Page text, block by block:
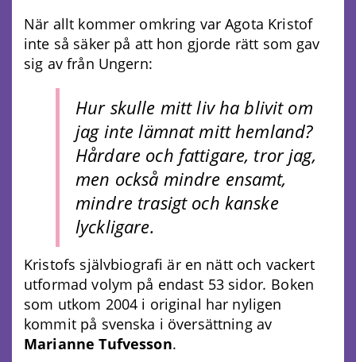
När allt kommer omkring var Agota Kristof
inte så säker på att hon gjorde rätt som gav
sig av från Ungern:
Hur skulle mitt liv ha blivit om
jag inte lämnat mitt hemland?
Hårdare och fattigare, tror jag,
men också mindre ensamt,
mindre trasigt och kanske
lyckligare.
Kristofs självbiografi är en nätt och vackert
utformad volym på endast 53 sidor. Boken
som utkom 2004 i original har nyligen
kommit på svenska i översättning av
Marianne Tufvesson.